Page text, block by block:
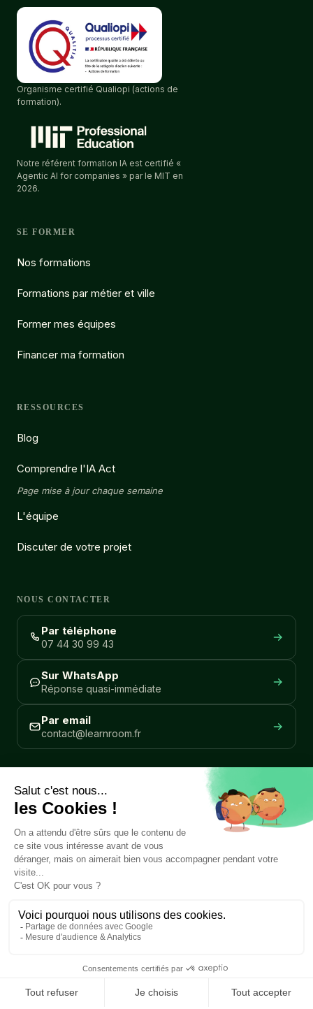
Organisme certifié Qualiopi (actions de
formation).
Notre référent formation IA est certifié «
Agentic AI for companies » par le MIT en
2026.
SE FORMER
Nos formations
Formations par métier et ville
Former mes équipes
Financer ma formation
RESSOURCES
Blog
Comprendre l'IA Act
Page mise à jour chaque semaine
L'équipe
Discuter de votre projet
NOUS CONTACTER
Par téléphone
07 44 30 99 43
Sur WhatsApp
Réponse quasi-immédiate
Par email
contact@learnroom.fr
Rejoindre la communauté
Mentions légales CGV© 2026 Learn Room